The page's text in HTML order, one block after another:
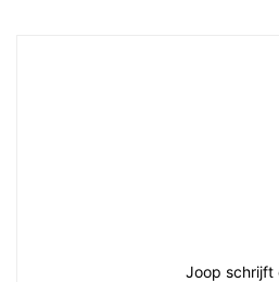
Joop schrijft